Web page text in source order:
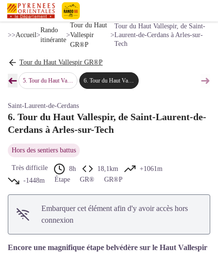
Pyrénées-Orientales Le Département
>>Accueil>
Rando
itinérante
>
Tour du Haut
Vallespir
GR®P
>
Tour du Haut Vallespir, de Saint-
Laurent-de-Cerdans à Arles-sur-
Tech
Tour du Haut Vallespir GR®P
➜Étape précédente
5. Tour du Haut Vallespir, de Nostra Senyora del Corral à Saint-Laurent-de-Cerdans 6.Tour du Haut Vallespir, de Saint-Laurent-de-Cerdans à Arles-sur-Tech ➜
Saint-Laurent-de-Cerdans
6. Tour du Haut Vallespir, de Saint-Laurent-de-
Cerdans à Arles-sur-Tech
Hors des sentiers battus
Très difficile 8h 18,1km
+1061m
-1448m
Étape GR® GR®P
Embarquer cet élément afin d'y avoir accès hors
connexion
Encore une magnifique étape belvédère sur le Haut Vallespir